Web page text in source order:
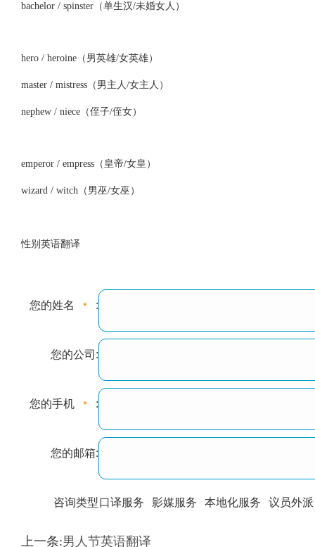
bachelor / spinster（单生汉/未婚女人）
hero / heroine（男英雄/女英雄）
master / mistress（男主人/女主人）
nephew / niece（侄子/侄女）
emperor / empress（皇帝/女皇）
wizard / witch（男巫/女巫）
性别英语翻译
您的姓名 :
您的公司:
您的手机 :
您的邮箱:
咨询类型口译服务 影媒服务 本地化服务 议员外派
训翻译 标准级
上一条:男人节英语翻译